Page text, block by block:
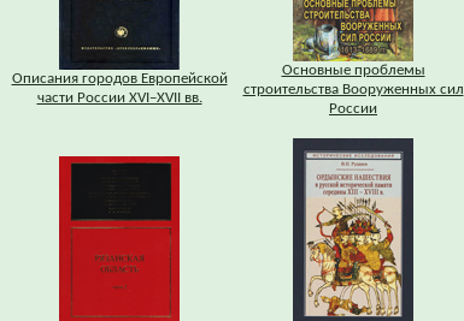
Описания городов Европейской
части России XVI–XVII вв.
Основные проблемы
строительства Вооруженных сил
России